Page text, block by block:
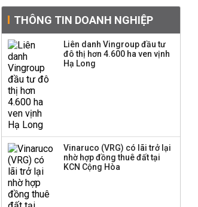
Quy hoạch 4 khu lấn
biển ở Phú Quốc
hàng
Dự án Sheraton Phú
THÔNG TIN DOANH NGHIỆP
Liên danh Vingroup đầu tư
đô thị hơn 4.600 ha ven vịnh
Hạ Long
Vinaruco (VRG) có lãi trở lại
nhờ hợp đồng thuê đất tại
KCN Cộng Hòa